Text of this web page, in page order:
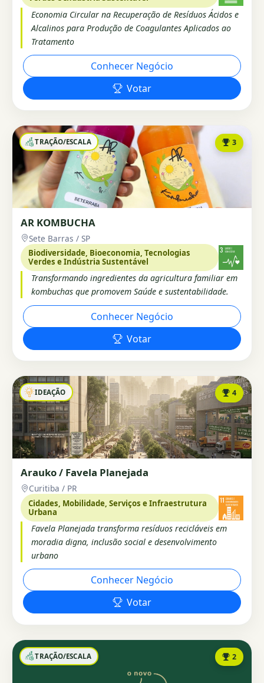
Economia Circular na Recuperação de Resíduos Ácidos e
Alcalinos para Produção de Coagulantes Aplicados ao
Tratamento
Conhecer Negócio
Votar
TRAÇÃO/ESCALA 3
AR KOMBUCHA
Sete Barras / SP
Biodiversidade, Bioeconomia, Tecnologias
Verdes e Indústria Sustentável
Transformando ingredientes da agricultura familiar em
kombuchas que promovem Saúde e sustentabilidade.
Conhecer Negócio
Votar
IDEAÇÃO 4
Arauko / Favela Planejada
Curitiba / PR
Cidades, Mobilidade, Serviços e Infraestrutura
Urbana
Favela Planejada transforma resíduos recicláveis em
moradia digna, inclusão social e desenvolvimento
urbano
Conhecer Negócio
Votar
TRAÇÃO/ESCALA 2